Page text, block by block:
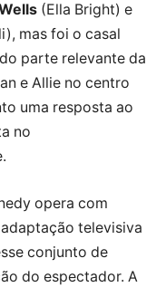
(Ella Bright) e
mas foi o casal
parte relevante da
e Allie no centro
uma resposta ao
no
opera com
televisiva
conjunto de
do espectador. A